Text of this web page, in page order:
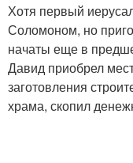
Хотя первый
Соломоном, но
начаты еще в
Давид приобрел
заготовления
храма, скопил